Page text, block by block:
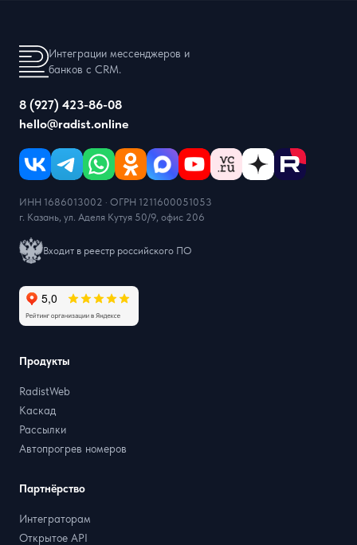
Интеграции мессенджеров и
банков с CRM.
8 (927) 423-86-08
hello@radist.online
ИНН 1686013002 · ОГРН 1211600051053
г. Казань, ул. Аделя Кутуя 50/9, офис 206
Входит в реестр российского ПО
Продукты
RadistWeb
Каскад
Рассылки
Автопрогрев номеров
Партнёрство
Интеграторам
Открытое API